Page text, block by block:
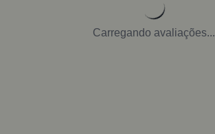
Carregando avaliações...